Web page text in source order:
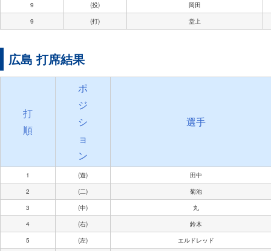
9
(投)
岡田
9
(打) 堂上
広島 打席結果
打
順
ポ
ジ
シ
ョ
ン
選手
1 (遊)
田中
2
(二)
菊池
3
(中)
丸
4
(右)
鈴木
5
(左)
エルドレッド